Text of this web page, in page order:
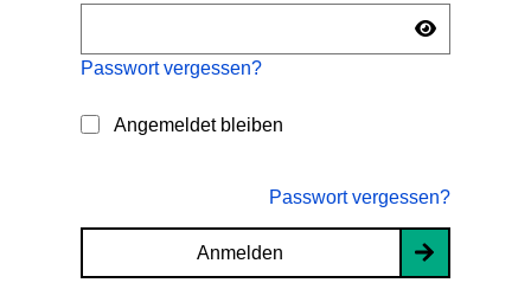
Passwort vergessen?
Angemeldet bleiben
Passwort vergessen?
Anmelden